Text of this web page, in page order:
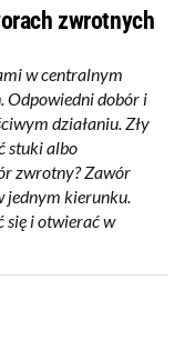
zwrotnych
w centralnym
Odpowiedni dobór i
działaniu. Zły
stuki albo
zwrotny? Zawór
jednym kierunku.
się i otwierać w